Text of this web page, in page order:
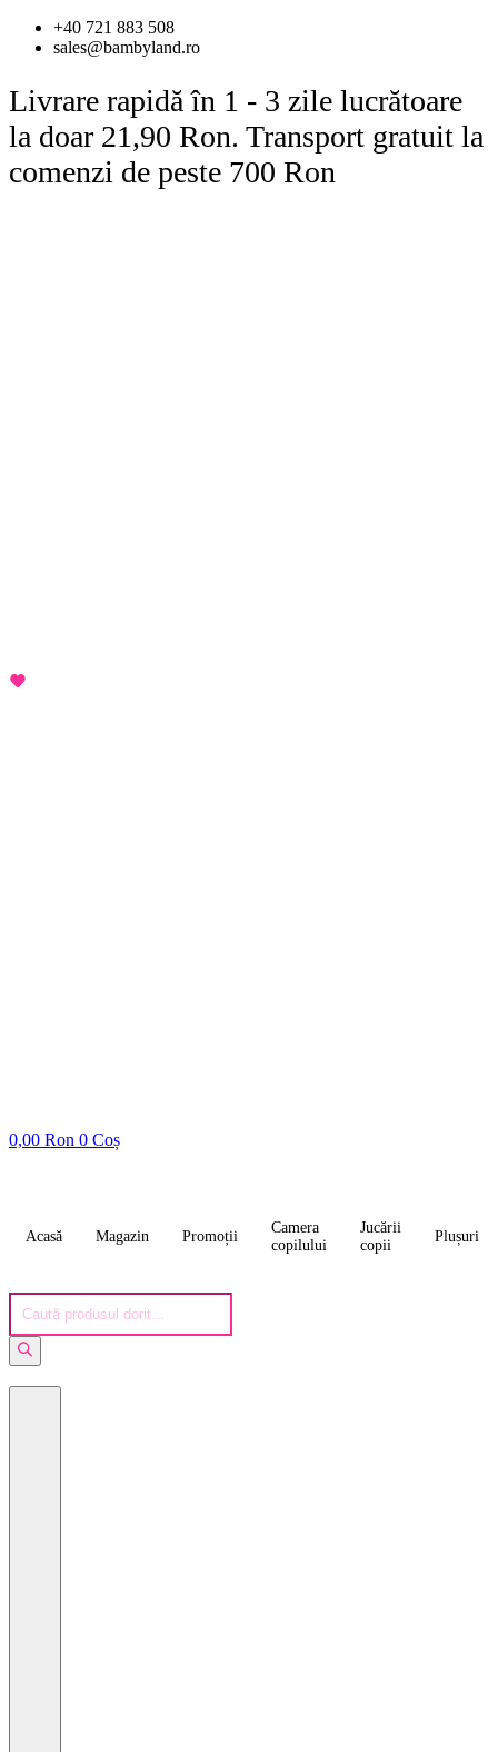
+40 721 883 508
sales@bambyland.ro
Livrare rapidă în 1 - 3 zile lucrătoare
la doar 21,90 Ron. Transport gratuit la
comenzi de peste 700 Ron
0,00 Ron 0 Coș
Acasă Magazin Promoții
Camera
copilului
Jucării
copii
Plușuri
search